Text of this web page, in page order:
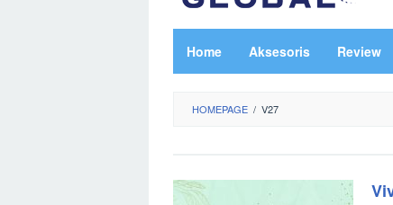
Home Aksesoris Review
HOMEPAGE / V27